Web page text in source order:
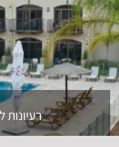
רעיונות